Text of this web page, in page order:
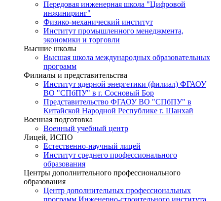
Передовая инженерная школа "Цифровой
инжиниринг"
Физико-механический институт
Институт промышленного менеджмента,
экономики и торговли
Высшие школы
Высшая школа международных образовательных
программ
Филиалы и представительства
Институт ядерной энергетики (филиал) ФГАОУ
ВО "СПбПУ" в г. Сосновый Бор
Представительство ФГАОУ ВО "СПбПУ" в
Китайской Народной Республике г. Шанхай
Военная подготовка
Военный учебный центр
Лицей, ИСПО
Естественно-научный лицей
Институт среднего профессионального
образования
Центры дополнительного профессионального
образования
Центр дополнительных профессиональных
программ Инженерно-строительного института